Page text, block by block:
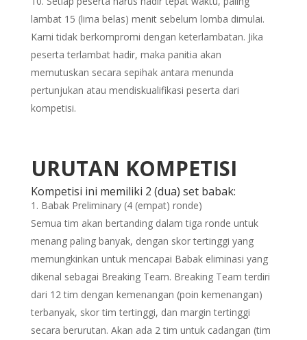
lambat 15 (lima belas) menit sebelum lomba dimulai.
Kami tidak berkompromi dengan keterlambatan. Jika
peserta terlambat hadir, maka panitia akan
memutuskan secara sepihak antara menunda
pertunjukan atau mendiskualifikasi peserta dari
kompetisi.
URUTAN KOMPETISI
Kompetisi ini memiliki 2 (dua) set babak:
Babak Preliminary (4 (empat) ronde)
Semua tim akan bertanding dalam tiga ronde untuk
menang paling banyak, dengan skor tertinggi yang
memungkinkan untuk mencapai Babak eliminasi yang
dikenal sebagai Breaking Team. Breaking Team terdiri
dari 12 tim dengan kemenangan (poin kemenangan)
terbanyak, skor tim tertinggi, dan margin tertinggi
secara berurutan. Akan ada 2 tim untuk cadangan (tim